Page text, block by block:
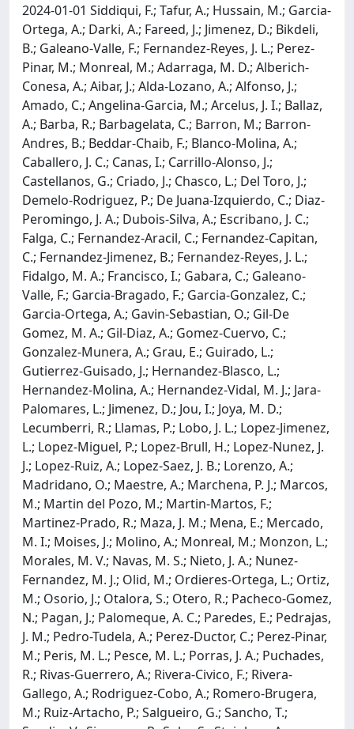
2024-01-01 Siddiqui, F.; Tafur, A.; Hussain, M.; Garcia-
Ortega, A.; Darki, A.; Fareed, J.; Jimenez, D.; Bikdeli,
B.; Galeano-Valle, F.; Fernandez-Reyes, J. L.; Perez-
Pinar, M.; Monreal, M.; Adarraga, M. D.; Alberich-
Conesa, A.; Aibar, J.; Alda-Lozano, A.; Alfonso, J.;
Amado, C.; Angelina-Garcia, M.; Arcelus, J. I.; Ballaz,
A.; Barba, R.; Barbagelata, C.; Barron, M.; Barron-
Andres, B.; Beddar-Chaib, F.; Blanco-Molina, A.;
Caballero, J. C.; Canas, I.; Carrillo-Alonso, J.;
Castellanos, G.; Criado, J.; Chasco, L.; Del Toro, J.;
Demelo-Rodriguez, P.; De Juana-Izquierdo, C.; Diaz-
Peromingo, J. A.; Dubois-Silva, A.; Escribano, J. C.;
Falga, C.; Fernandez-Aracil, C.; Fernandez-Capitan,
C.; Fernandez-Jimenez, B.; Fernandez-Reyes, J. L.;
Fidalgo, M. A.; Francisco, I.; Gabara, C.; Galeano-
Valle, F.; Garcia-Bragado, F.; Garcia-Gonzalez, C.;
Garcia-Ortega, A.; Gavin-Sebastian, O.; Gil-De
Gomez, M. A.; Gil-Diaz, A.; Gomez-Cuervo, C.;
Gonzalez-Munera, A.; Grau, E.; Guirado, L.;
Gutierrez-Guisado, J.; Hernandez-Blasco, L.;
Hernandez-Molina, A.; Hernandez-Vidal, M. J.; Jara-
Palomares, L.; Jimenez, D.; Jou, I.; Joya, M. D.;
Lecumberri, R.; Llamas, P.; Lobo, J. L.; Lopez-Jimenez,
L.; Lopez-Miguel, P.; Lopez-Brull, H.; Lopez-Nunez, J.
J.; Lopez-Ruiz, A.; Lopez-Saez, J. B.; Lorenzo, A.;
Madridano, O.; Maestre, A.; Marchena, P. J.; Marcos,
M.; Martin del Pozo, M.; Martin-Martos, F.;
Martinez-Prado, R.; Maza, J. M.; Mena, E.; Mercado,
M. I.; Moises, J.; Molino, A.; Monreal, M.; Monzon, L.;
Morales, M. V.; Navas, M. S.; Nieto, J. A.; Nunez-
Fernandez, M. J.; Olid, M.; Ordieres-Ortega, L.; Ortiz,
M.; Osorio, J.; Otalora, S.; Otero, R.; Pacheco-Gomez,
N.; Pagan, J.; Palomeque, A. C.; Paredes, E.; Pedrajas,
J. M.; Pedro-Tudela, A.; Perez-Ductor, C.; Perez-Pinar,
M.; Peris, M. L.; Pesce, M. L.; Porras, J. A.; Puchades,
R.; Rivas-Guerrero, A.; Rivera-Civico, F.; Rivera-
Gallego, A.; Rodriguez-Cobo, A.; Romero-Brugera,
M.; Ruiz-Artacho, P.; Salgueiro, G.; Sancho, T.;